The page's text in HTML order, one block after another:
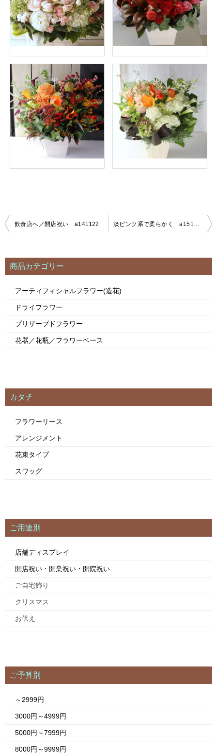
投
ビ
ゲ
ー
ョ
ン
飲食店へ／開店祝い a141122 淡ピンク系で柔らかく a151202
商品カテゴリー
アーティフィシャルフラワー(造花)
ドライフラワー
プリザーブドフラワー
花器／花瓶／フラワーベース
カタチ
フラワーリース
アレンジメント
花束タイプ
スワッグ
ご用途別
店舗ディスプレイ
開店祝い・開業祝い・開院祝い
ご自宅飾り
クリスマス
お供え
ご予算別
～2999円
3000円～4999円
5000円～7999円
8000円～9999円